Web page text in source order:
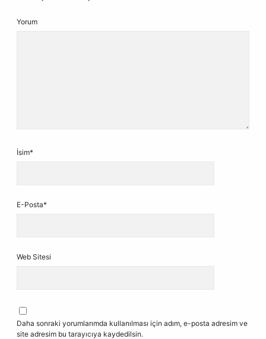
Yorum
İsim*
E-Posta*
Web Sitesi
Daha sonraki yorumlarımda kullanılması için adım, e-posta adresim ve
site adresim bu tarayıcıya kaydedilsin.